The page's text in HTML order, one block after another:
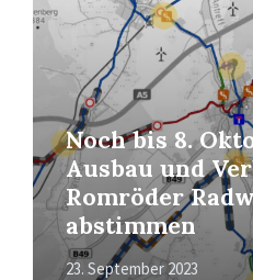
Noch bis 8.
Ausbau und
Romröder
abstimmen
23. September 2023